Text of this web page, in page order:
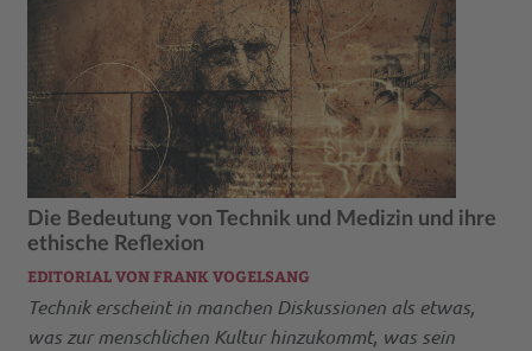
Die Bedeutung von Technik und Medizin und ihre
ethische Reflexion
EDITORIAL VON FRANK VOGELSANG
Technik erscheint in manchen Diskussionen als etwas,
was zur menschlichen Kultur hinzukommt, was sein